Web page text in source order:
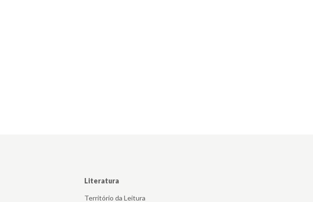
Literatura
Território da Leitura